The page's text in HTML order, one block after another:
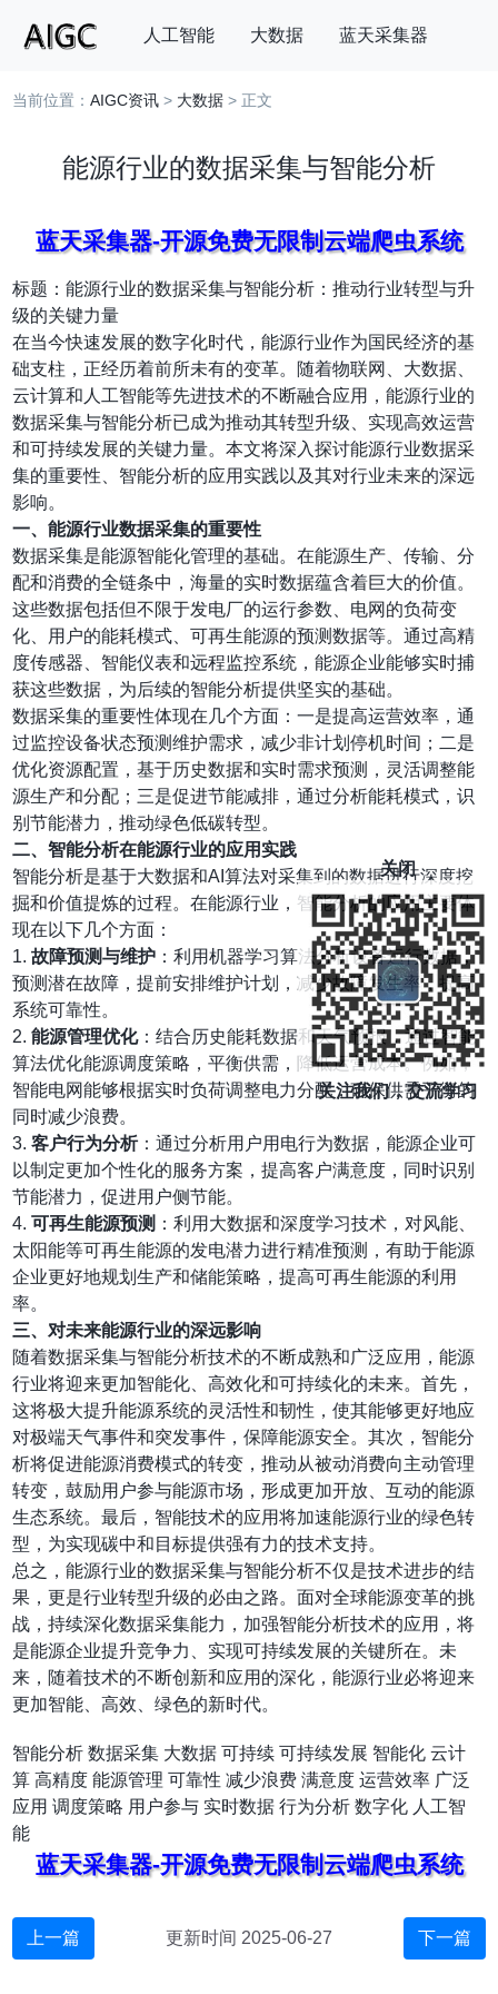
人工智能 大数据 蓝天采集器
搜索
当前位置：AIGC资讯 > 大数据 > 正文
能源行业的数据采集与智能分析
蓝天采集器-开源免费无限制云端爬虫系统
标题：能源行业的数据采集与智能分析：推动行业转型与升
级的关键力量
在当今快速发展的数字化时代，能源行业作为国民经济的基
础支柱，正经历着前所未有的变革。随着物联网、大数据、
云计算和人工智能等先进技术的不断融合应用，能源行业的
数据采集与智能分析已成为推动其转型升级、实现高效运营
和可持续发展的关键力量。本文将深入探讨能源行业数据采
集的重要性、智能分析的应用实践以及其对行业未来的深远
影响。
一、能源行业数据采集的重要性
数据采集是能源智能化管理的基础。在能源生产、传输、分
配和消费的全链条中，海量的实时数据蕴含着巨大的价值。
这些数据包括但不限于发电厂的运行参数、电网的负荷变
化、用户的能耗模式、可再生能源的预测数据等。通过高精
度传感器、智能仪表和远程监控系统，能源企业能够实时捕
获这些数据，为后续的智能分析提供坚实的基础。
数据采集的重要性体现在几个方面：一是提高运营效率，通
过监控设备状态预测维护需求，减少非计划停机时间；二是
优化资源配置，基于历史数据和实时需求预测，灵活调整能
源生产和分配；三是促进节能减排，通过分析能耗模式，识
别节能潜力，推动绿色低碳转型。
二、智能分析在能源行业的应用实践
智能分析是基于大数据和AI算法对采集到的数据进行深度挖
掘和价值提炼的过程。在能源行业，智能分析的应用主要体
现在以下几个方面：
1.故障预测与维护 ：利用机器学习算法分析设备运行数据，
预测潜在故障，提前安排维护计划，减少故障发生率，提高
系统可靠性。
2.能源管理优化：结合历史能耗数据和天气预报，通过智能
算法优化能源调度策略，平衡供需，降低运营成本。例如，
智能电网能够根据实时负荷调整电力分配，确保供需平衡的
同时减少浪费。
3.客户行为分析：通过分析用户用电行为数据，能源企业可
以制定更加个性化的服务方案，提高客户满意度，同时识别
节能潜力，促进用户侧节能。
4.可再生能源预测 ：利用大数据和深度学习技术，对风能、
太阳能等可再生能源的发电潜力进行精准预测，有助于能源
企业更好地规划生产和储能策略，提高可再生能源的利用
率。
三、对未来能源行业的深远影响
随着数据采集与智能分析技术的不断成熟和广泛应用，能源
行业将迎来更加智能化、高效化和可持续化的未来。首先，
这将极大提升能源系统的灵活性和韧性，使其能够更好地应
对极端天气事件和突发事件，保障能源安全。其次，智能分
析将促进能源消费模式的转变，推动从被动消费向主动管理
转变，鼓励用户参与能源市场，形成更加开放、互动的能源
生态系统。最后，智能技术的应用将加速能源行业的绿色转
型，为实现碳中和目标提供强有力的技术支持。
总之，能源行业的数据采集与智能分析不仅是技术进步的结
果，更是行业转型升级的必由之路。面对全球能源变革的挑
战，持续深化数据采集能力，加强智能分析技术的应用，将
是能源企业提升竞争力、实现可持续发展的关键所在。未
来，随着技术的不断创新和应用的深化，能源行业必将迎来
更加智能、高效、绿色的新时代。
智能分析 数据采集 大数据 可持续 可持续发展 智能化 云计
算 高精度 能源管理 可靠性 减少浪费 满意度 运营效率 广泛
应用 调度策略 用户参与 实时数据 行为分析 数字化 人工智
能
蓝天采集器-开源免费无限制云端爬虫系统
上一篇 更新时间 2025-06-27 下一篇
关闭
关注我们，交流学习